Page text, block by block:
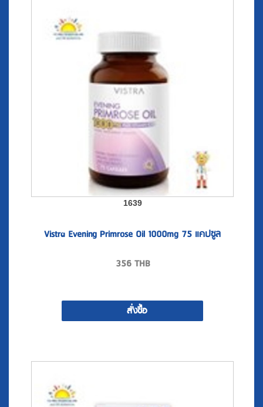
1639
Vistra Evening Primrose Oil 1000mg 75 แคปซูล
356 THB
สั่งซื้อ